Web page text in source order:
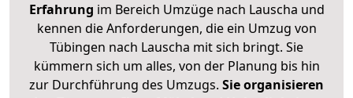
Erfahrung im Bereich Umzüge nach Lauscha und
kennen die Anforderungen, die ein Umzug von
Tübingen nach Lauscha mit sich bringt. Sie
kümmern sich um alles, von der Planung bis hin
zur Durchführung des Umzugs. Sie organisieren